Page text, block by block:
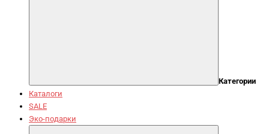
Категории
Каталоги
SALE
Эко-подарки